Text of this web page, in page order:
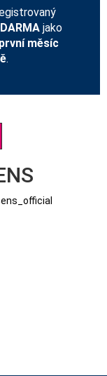
jako
první měsíc
.